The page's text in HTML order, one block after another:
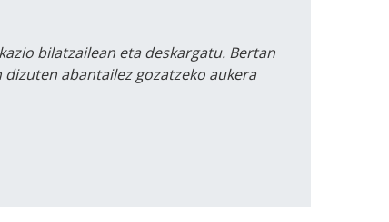
bilatzailean eta deskargatu. Bertan
abantailez gozatzeko aukera